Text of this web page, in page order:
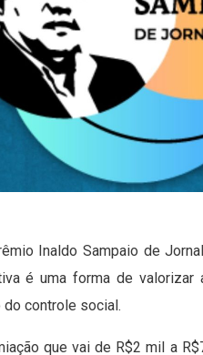
Inaldo Sampaio de
é uma forma de
controle social.
que vai de R$2 mil a